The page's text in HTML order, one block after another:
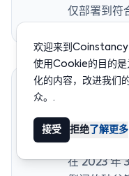
仅部署到符
尽管 USDC
也出现过短
在 2023 年
欢迎来到Coinstancy
使用Cookie的目的是
化的内容，改进我们
众。.
接受 拒绝 了解更多